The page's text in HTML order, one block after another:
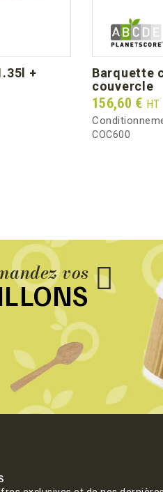
barquette cocotte 60 cl +
couvercle
Prix
156,60 € HT
COC600
vos